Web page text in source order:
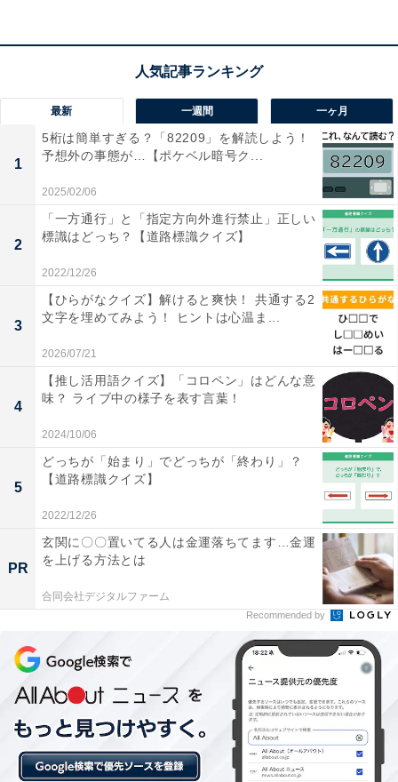
最新 一週間 一ヶ月
1
5桁は簡単すぎる？「82209」を解読しよう！
予想外の事態が…【ポケベル暗号ク...
2025/02/06
2
「一方通行」と「指定方向外進行禁止」正しい
標識はどっち？【道路標識クイズ】
2022/12/26
3
【ひらがなクイズ】解けると爽快！ 共通する2
文字を埋めてみよう！ ヒントは心温ま...
2026/07/21
4
【推し活用語クイズ】「コロペン」はどんな意
味？ ライブ中の様子を表す言葉！
2024/10/06
5
どっちが「始まり」でどっちが「終わり」？
【道路標識クイズ】
2022/12/26
PR
玄関に〇〇置いてる人は金運落ちてます…金運
を上げる方法とは
合同会社デジタルファーム
Recommended by